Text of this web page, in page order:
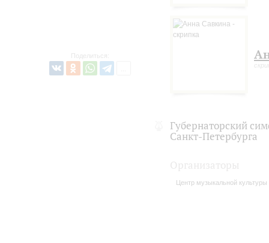
Поделиться:
Губернаторский
Санкт-Петербурга
Центр музыкальной культуры